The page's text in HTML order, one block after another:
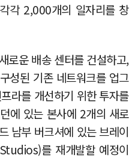
각 2,000개의 일자리를 창
로운 배송 센터를 건설하고,
성된 기존 네트워크를 업그
라를 개선하기 위한 투자를
에 있는 본사에 2개의 새로
남부 버크셔에 있는 브레이
를 재개발할 예정이